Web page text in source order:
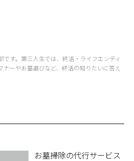
です。第三人生では、終活・ライフエンディ
ナーやお墓選びなど、終活の知りたいに答え
お墓掃除の代行サービス